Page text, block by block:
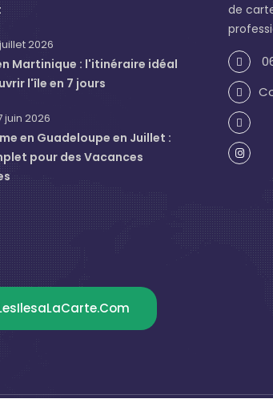
2026
Martinique : l'itinéraire idéal
l'île en 7 jours
juin 2026
en Guadeloupe en Juillet :
pour des Vacances
de